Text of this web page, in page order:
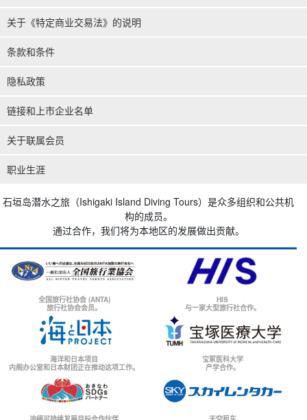
关于《特定商业交易法》的说明
条款和条件
隐私政策
链接和上市企业名单
关于联属会员
职业生涯
石垣岛潜水之旅（Ishigaki Island Diving Tours）是众多组织和公共机
构的成员。
通过合作，我们将为本地区的发展做出贡献。
全国旅行社协会 (ANTA)
旅行社协会会员。
HIS
与一家大型旅行社合作。
海洋和日本项目
内阁办公室和日本财团正在推动这项工作。
宝冢医科大学
产学合作。